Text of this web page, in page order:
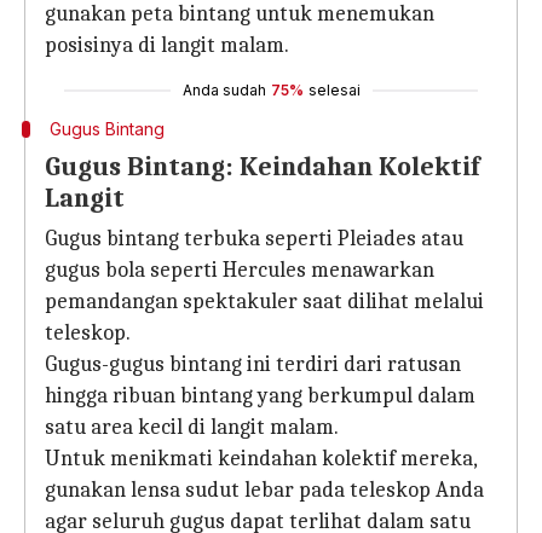
gunakan peta bintang untuk menemukan
posisinya di langit malam.
Anda sudah 75% selesai
Gugus Bintang
Gugus Bintang: Keindahan Kolektif
Langit
Gugus bintang terbuka seperti Pleiades atau
gugus bola seperti Hercules menawarkan
pemandangan spektakuler saat dilihat melalui
teleskop.
Gugus-gugus bintang ini terdiri dari ratusan
hingga ribuan bintang yang berkumpul dalam
satu area kecil di langit malam.
Untuk menikmati keindahan kolektif mereka,
gunakan lensa sudut lebar pada teleskop Anda
agar seluruh gugus dapat terlihat dalam satu